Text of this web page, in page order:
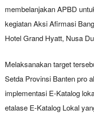
membelanjakan APBD
kegiatan Aksi Afirmasi
Hotel Grand Hyatt, Nusa
Melaksanakan target
Setda Provinsi Banten pro
implementasi E-Katalog
etalase E-Katalog Lokal